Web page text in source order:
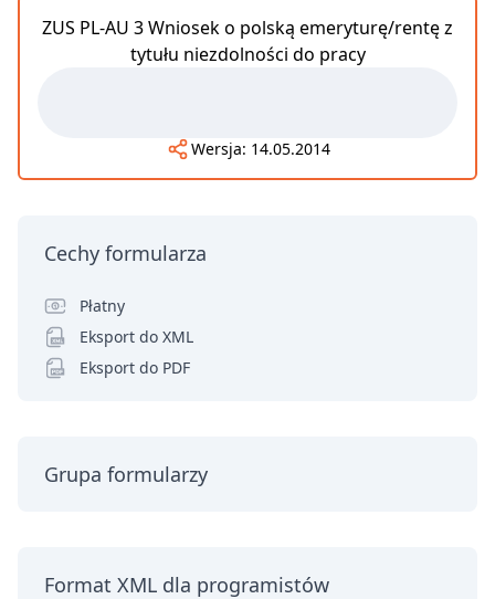
ZUS PL-AU 3 Wniosek o polską emeryturę/rentę z
tytułu niezdolności do pracy
Wersja: 14.05.2014
Cechy formularza
Płatny
Eksport do XML
Eksport do PDF
Grupa formularzy
Format XML dla programistów